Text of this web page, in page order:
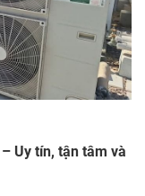
Uy tín, tận tâm và